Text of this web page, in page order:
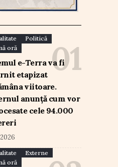
Politică
oră
e-Terra va fi
etapizat
viitoare.
anunță cum vor
cele 94.000
Externe
oră